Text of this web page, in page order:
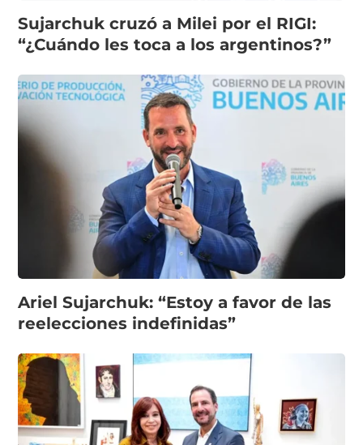
Sujarchuk cruzó a Milei por el RIGI:
“¿Cuándo les toca a los argentinos?”
Ariel Sujarchuk: “Estoy a favor de las
reelecciones indefinidas”